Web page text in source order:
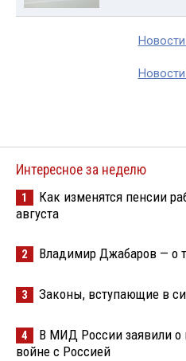
Интересное за неделю
1
Как изменятся пенсии
августа
2 Владимир Джабаров — о
3 Законы, вступающие в
4
В МИД России заявили о
войне с Россией